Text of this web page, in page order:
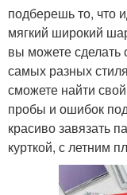
подберешь то, что
мягкий широкий
вы можете сделать
самых разных
сможете найти
пробы и ошибок
красиво завязать
курткой, с летним